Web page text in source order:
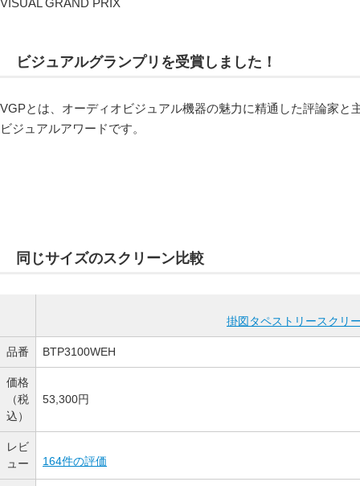
VISUAL GRAND PRIX
ビジュアルグランプリを受賞しました！
VGPとは、オーディオビジュアル機器の魅力に精通した評論家と
ビジュアルアワードです。
同じサイズのスクリーン比較
掛図タペストリースクリ
品番 BTP3100WEH
価格
（税
込）
53,300円
レビ
ュー
164件の評価